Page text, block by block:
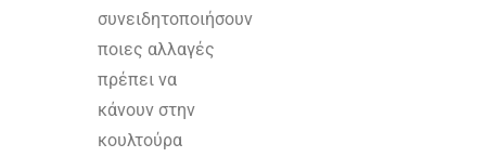
συνειδητοποιήσουν
ποιες αλλαγές
πρέπει να
κάνουν στην
κουλτούρα